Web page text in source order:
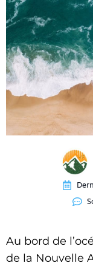
Au bord de
de la Nouvelle